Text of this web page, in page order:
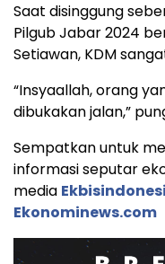
Saat disinggung
Pilgub Jabar 2024
Setiawan, KDM
“Insyaallah, orang
dibukakan jalan,”
Sempatkan untuk
informasi seputar
media
Ekonominews.com